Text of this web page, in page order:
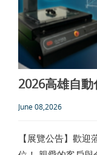
2026高雄自
June 08,2026
【展覽公告】歡迎